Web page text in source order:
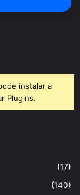
instalar a
Plugins.
(17)
(140)